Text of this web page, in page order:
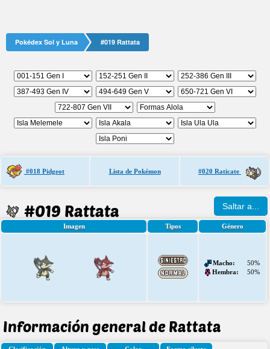
Pokédex Sol y Luna #019 Rattata
#018 Pidgeot Lista de Pokémon #020 Raticate
#019 Rattata Saltar a...
Imagen Tipos Género
Macho:
50%
Hembra:
50%
Información general de Rattata